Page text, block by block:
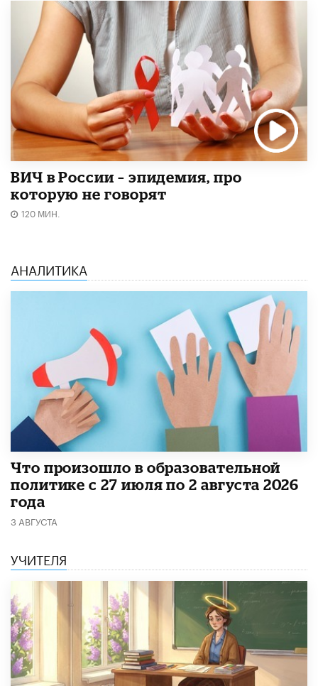
ВИЧ в России – эпидемия, про
которую не говорят
120 МИН.
АНАЛИТИКА
​Что произошло в образовательной
политике с 27 июля по 2 августа 2026
года
3 АВГУСТА
УЧИТЕЛЯ